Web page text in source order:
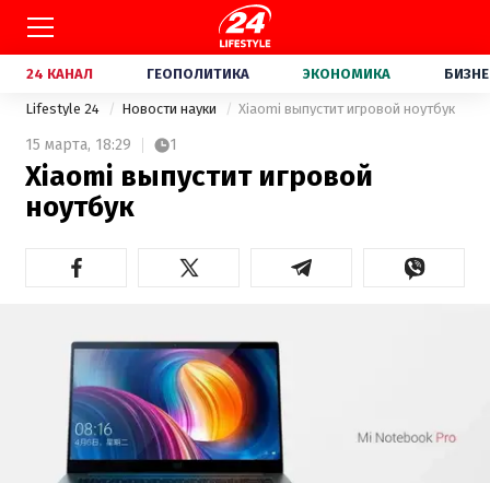
24 КАНАЛ ГЕОПОЛИТИКА ЭКОНОМИКА
Lifestyle 24 Новости науки Xiaomi выпустит игровой ноутбук
15 марта, 18:29 1
Xiaomi выпустит игровой
ноутбук